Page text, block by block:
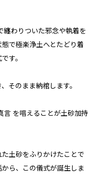
纏わりついた邪念や執着を
で極楽浄土へとたどり着
す。
そのまま納棺します。
言 を唱えることが土砂加持
た土砂をふりかけたことで
ら、この儀式が誕生しま